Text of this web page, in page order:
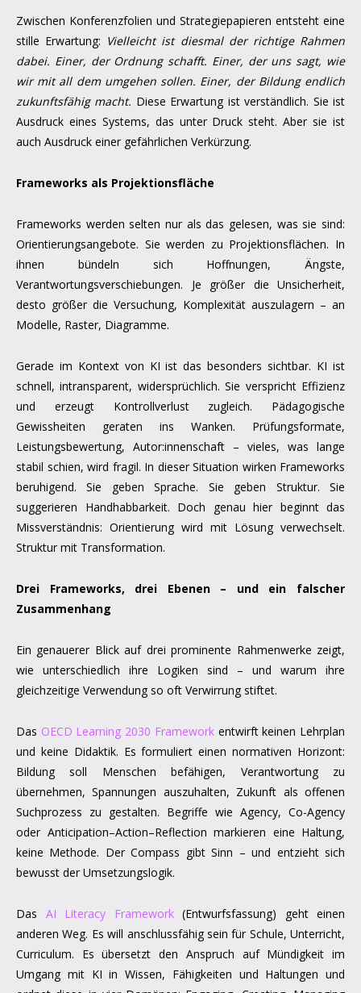
Zwischen Konferenzfolien und Strategiepapieren entsteht eine
stille Erwartung: Vielleicht ist diesmal der richtige Rahmen
dabei. Einer, der Ordnung schafft. Einer, der uns sagt, wie
wir mit all dem umgehen sollen. Einer, der Bildung endlich
zukunftsfähig macht. Diese Erwartung ist verständlich. Sie ist
Ausdruck eines Systems, das unter Druck steht. Aber sie ist
auch Ausdruck einer gefährlichen Verkürzung.
Frameworks als Projektionsfläche
Frameworks werden selten nur als das gelesen, was sie sind:
Orientierungsangebote. Sie werden zu Projektionsflächen. In
ihnen bündeln sich Hoffnungen, Ängste,
Verantwortungsverschiebungen. Je größer die Unsicherheit,
desto größer die Versuchung, Komplexität auszulagern – an
Modelle, Raster, Diagramme.
Gerade im Kontext von KI ist das besonders sichtbar. KI ist
schnell, intransparent, widersprüchlich. Sie verspricht Effizienz
und erzeugt Kontrollverlust zugleich. Pädagogische
Gewissheiten geraten ins Wanken. Prüfungsformate,
Leistungsbewertung, Autor:innenschaft – vieles, was lange
stabil schien, wird fragil. In dieser Situation wirken Frameworks
beruhigend. Sie geben Sprache. Sie geben Struktur. Sie
suggerieren Handhabbarkeit. Doch genau hier beginnt das
Missverständnis: Orientierung wird mit Lösung verwechselt.
Struktur mit Transformation.
Drei Frameworks, drei Ebenen – und ein falscher
Zusammenhang
Ein genauerer Blick auf drei prominente Rahmenwerke zeigt,
wie unterschiedlich ihre Logiken sind – und warum ihre
gleichzeitige Verwendung so oft Verwirrung stiftet.
Das OECD Learning 2030 Frameworkentwirft keinen Lehrplan
und keine Didaktik. Es formuliert einen normativen Horizont:
Bildung soll Menschen befähigen, Verantwortung zu
übernehmen, Spannungen auszuhalten, Zukunft als offenen
Suchprozess zu gestalten. Begriffe wie Agency, Co-Agency
oder Anticipation–Action–Reflection markieren eine Haltung,
keine Methode. Der Compass gibt Sinn – und entzieht sich
bewusst der Umsetzungslogik.
Das AI Literacy Framework(Entwurfsfassung) geht einen
anderen Weg. Es will anschlussfähig sein für Schule, Unterricht,
Curriculum. Es übersetzt den Anspruch auf Mündigkeit im
Umgang mit KI in Wissen, Fähigkeiten und Haltungen und